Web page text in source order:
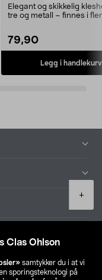
Clas Ohlson
samtykker du i at vi
sporingsteknologi på
+
Elegant og skikkelig
tre og metall – finnes i
79,90
Legg i handlekurv